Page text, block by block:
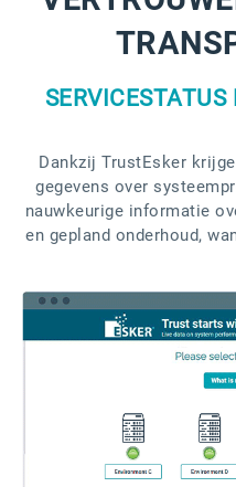
Dankzij TrustEsker
gegevens over
nauwkeurige informatie
en gepland onderhoud,